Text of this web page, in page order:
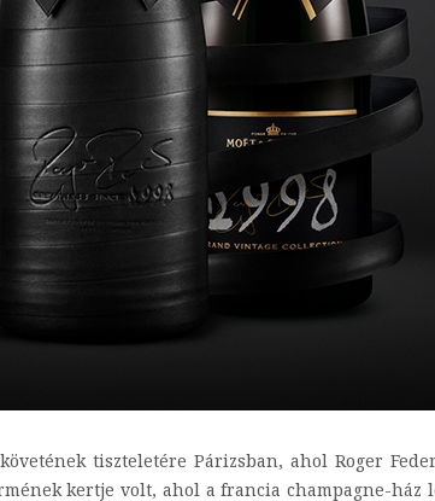
tiszteletére Párizsban, ahol Roger
kertje volt, ahol a francia champagne-ház